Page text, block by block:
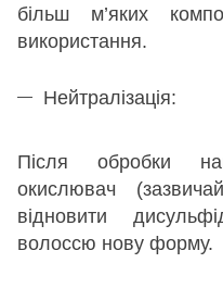
більш м’яких
використання.
Нейтралізація:
Після обробки
окислювач
відновити
волоссю нову форму.